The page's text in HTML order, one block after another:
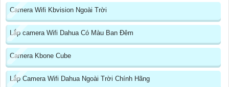
Camera Wifi Kbvision Ngoài Trời
Lắp camera Wifi Dahua Có Màu Ban Đêm
Camera Kbone Cube
Lắp Camera Wifi Dahua Ngoài Trời Chính Hãng